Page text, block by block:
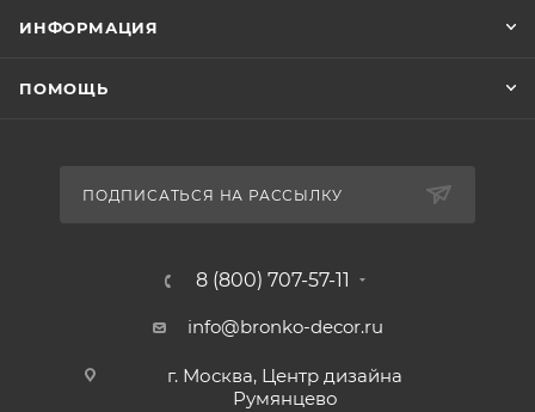
ИНФОРМАЦИЯ
ПОМОЩЬ
ПОДПИСАТЬСЯ НА РАССЫЛКУ
8 (800) 707-57-11
info@bronko-decor.ru
г. Москва, Центр дизайна
Румянцево